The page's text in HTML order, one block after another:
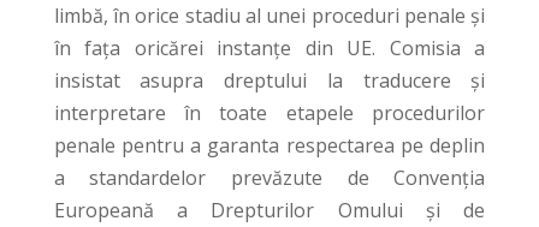
limbă, în orice stadiu al unei proceduri penale și
în fața oricărei instanțe din UE. Comisia a
insistat asupra dreptului la traducere și
interpretare în toate etapele procedurilor
penale pentru a garanta respectarea pe deplin
a standardelor prevăzute de Convenția
Europeană a Drepturilor Omului și de